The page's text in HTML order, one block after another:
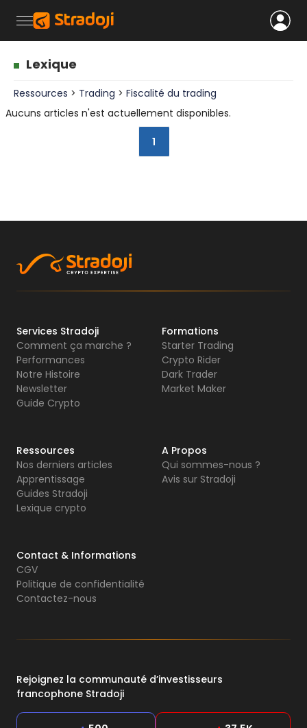
Lexique
Ressources > Trading > Fiscalité du trading
Aucuns articles n'est actuellement disponibles.
1
Services Stradoji
Comment ça marche ?
Performances
Notre Histoire
Newsletter
Guide Crypto
Formations
Starter Trading
Crypto Rider
Dark Trader
Market Maker
Ressources
Nos derniers articles
Apprentissage
Guides Stradoji
Lexique crypto
A Propos
Qui sommes-nous ?
Avis sur Stradoji
Contact & Informations
CGV
Politique de confidentialité
Contactez-nous
Rejoignez la communauté d’investisseurs
francophone Stradoji